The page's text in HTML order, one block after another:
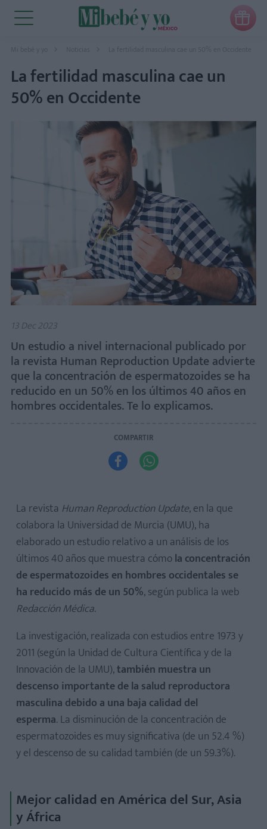

Mi bebé y yo Noticias La fertilidad masculina cae un 50% en Occidente
La fertilidad masculina cae un
50% en Occidente
13 Dec 2023
Un estudio a nivel internacional publicado por
la revista Human Reproduction Update advierte
que la concentración de espermatozoides se ha
reducido en un 50% en los últimos 40 años en
hombres occidentales. Te lo explicamos.
COMPARTIR
 
La revista Human Reproduction Update, en la que
colabora la Universidad de Murcia (UMU), ha
elaborado un estudio relativo a un análisis de los
últimos 40 años que muestra cómola concentración
de espermatozoides en hombres occidentales se
ha reducido más de un 50%, según publica la web
Redacción Médica.
La investigación, realizada con estudios entre 1973 y
2011 (según la Unidad de Cultura Científica y de la
Innovación de la UMU),también muestra un
descenso importante de la salud reproductora
masculina debido a una baja calidad del
esperma. La disminución de la concentración de
espermatozoides es muy significativa (de un 52.4 %)
y el descenso de su calidad también (de un 59.3%).
Mejor calidad en América del Sur, Asia
y África